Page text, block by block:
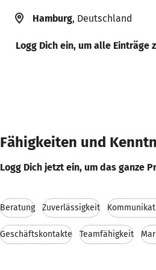
Hamburg, Deutschland
Logg Dich ein, um alle Einträge
Fähigkeiten und
Logg Dich jetzt ein, um das ganze
Beratung Zuverlässigkeit
Geschäftskontakte Teamfähigkeit